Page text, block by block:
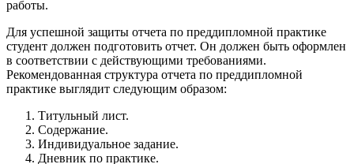
работы.
Для успешной защиты отчета по преддипломной практике
студент должен подготовить отчет. Он должен быть оформлен
в соответствии с действующими требованиями.
Рекомендованная структура отчета по преддипломной
практике выглядит следующим образом:
Титульный лист.
Содержание.
Индивидуальное задание.
Дневник по практике.